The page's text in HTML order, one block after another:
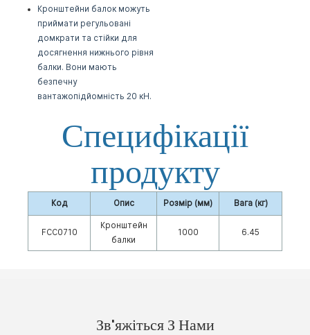
Кронштейни балок можуть
приймати регульовані
домкрати та стійки для
досягнення нижнього рівня
балки. Вони мають
безпечну
вантажопідйомність 20 кН.
Специфікації
продукту
Код Опис Розмір (мм) Вага (кг)
FCC0710
Кронштейн
балки
1000 6.45
Зв'яжіться З Нами